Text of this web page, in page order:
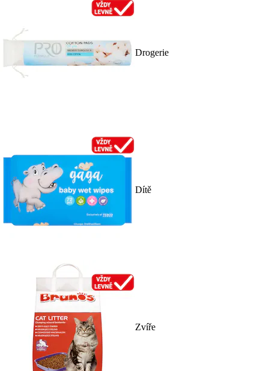
Drogerie
Dítě
Zvíře